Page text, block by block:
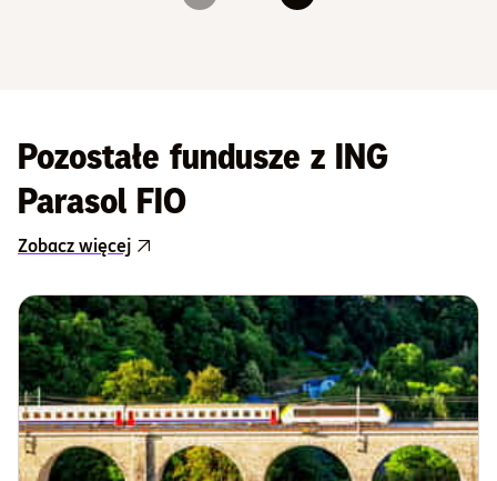
Slajd 1
Slajd 2
Slajd 3
Slajd 4
Slajd 5
Pozostałe fundusze z ING
Parasol FIO
Zobacz więcej